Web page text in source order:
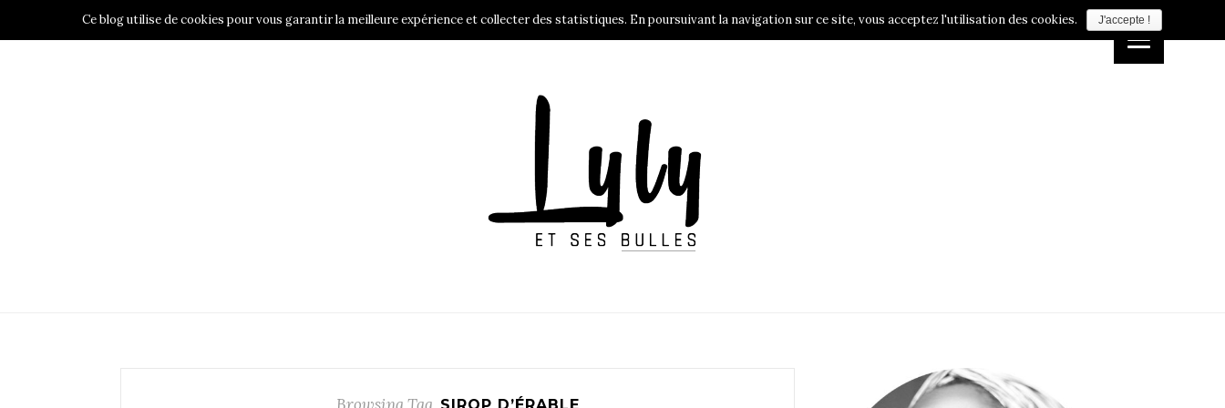
ACCUEIL DANSE LIFESTYLE FOOD À PROPOS CONTACT COOKIE POLICY
Ce blog utilise de cookies pour vous garantir la meilleure expérience et collecter des statistiques. En poursuivant la navigation sur ce site, vous acceptez l'utilisation des cookies. J'accepte !